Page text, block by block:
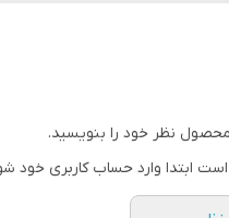
نظر خود را بنویسید.
است ابتدا وارد حساب کاربری خود